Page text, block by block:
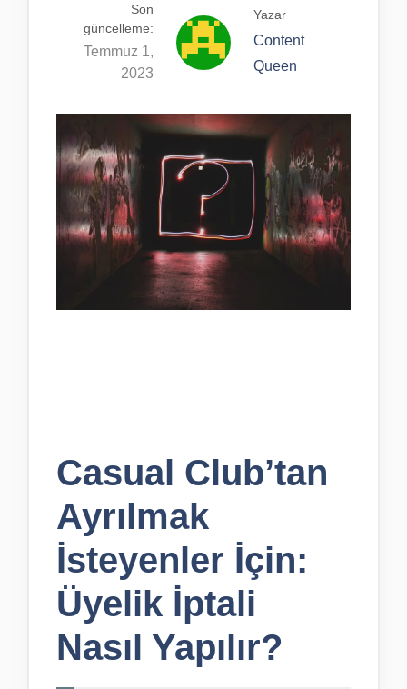
Son
güncelleme:
Temmuz 1,
2023
Yazar
Content
Queen
Casual Club’tan
Ayrılmak
İsteyenler İçin:
Üyelik İptali
Nasıl Yapılır?